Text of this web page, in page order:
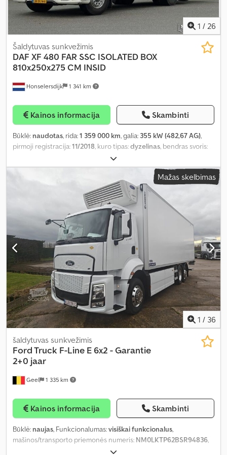
1 / 26
Honselersdijk 1 341 km
Šaldytuvas sunkvežimis
DAF XF 480 FAR SSC ISOLATED BOX
810x250x275 CM INSID
Kainos informacija Skambinti
Būklė: naudotas, rida:1 359 000 km, galia: 355 kW (482,67 AG),
pirmoji registracija:11/2018, kuro tipas:dyzelinas, bendras svoris:
3 ašys
spalva:balta, pavaros tipas:automatinis, emisijos klasė:Euro 6,
, bendras aukštis: 4 000 mm, krovimo
, krovinių skyriaus plotis:2 500 mm
2 750 mm, Gamybos metai: 2018 , Įranga:
autonominis šildytuvas, elektroninė stabilumo programa (ESP),
galinis keltuvas, oro kondicionavimas, suodžių filtras
Mažas skelbimas
1 / 36
Geel 1 335 km
šaldytuvas sunkvežimis
Ford Truck F-Line E 6x2 - Garantie
2+0 jaar
Kainos informacija Skambinti
Būklė: naujas, Funkcionalumas:visiškai funkcionalus,
mašinos/transporto priemonės numeris: NM0LKTP62BSR94836,
389,81 kW (529,99 AG)